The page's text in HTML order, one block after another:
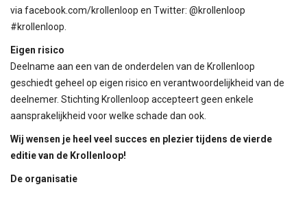
via facebook.com/krollenloop en Twitter: @krollenloop
#krollenloop.
Eigen risico
Deelname aan een van de onderdelen van de Krollenloop
geschiedt geheel op eigen risico en verantwoordelijkheid van de
deelnemer. Stichting Krollenloop accepteert geen enkele
aansprakelijkheid voor welke schade dan ook.
Wij wensen je heel veel succes en plezier tijdens de vierde
editie van de Krollenloop!
De organisatie